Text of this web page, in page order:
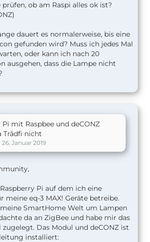
ob am Raspi alles ok ist?
dauert es normalerweise, bis eine
gefunden wird? Muss ich jedes Mal
oder kann ich nach 20
ausgehen, dass die Lampe nicht
Pi mit Raspbee und deCONZ
Trådfi nicht
26. Januar 2019
Pi auf dem ich eine
meine eq-3 MAX! Geräte betreibe.
SmartHome Welt um Lampen
da an ZigBee und habe mir das
zugelegt. Das Modul und deCONZ ist
installiert: